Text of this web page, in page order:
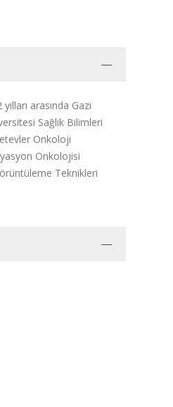
arasında Gazi
Sağlık Bilimleri
Onkoloji
Onkolojisi
Teknikleri